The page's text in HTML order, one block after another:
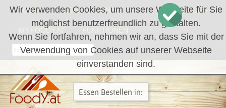
Wir verwenden Cookies, um unsere Webseite für Sie
möglichst benutzerfreundlich zu gestalten.
Wenn Sie fortfahren, nehmen wir an, dass Sie mit der
Verwendung von Cookies auf unserer Webseite
einverstanden sind.
LOGIN REGISTRIEREN WARENKORB
MY.FOODY.AT FUNKTIONEN
RÜCKRUF
Essen Bestellen in: